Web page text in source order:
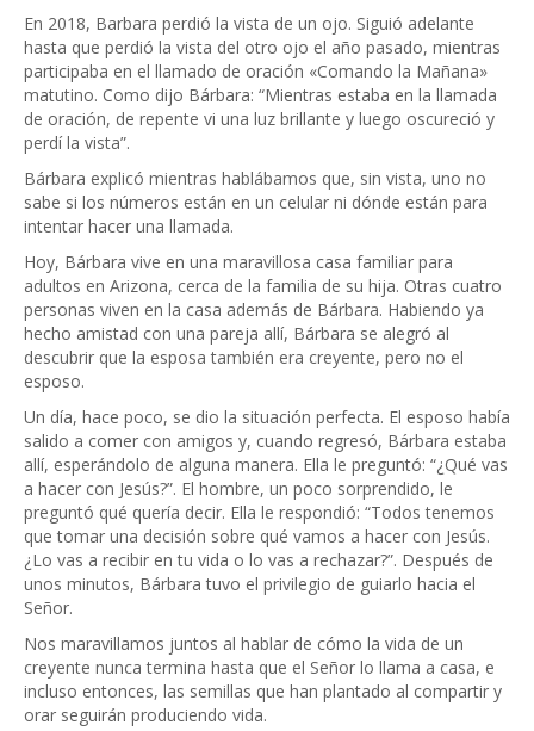
En 2018, Barbara perdió la vista de un ojo. Siguió adelante
hasta que perdió la vista del otro ojo el año pasado, mientras
participaba en el llamado de oración «Comando la Mañana»
matutino. Como dijo Bárbara: “Mientras estaba en la llamada
de oración, de repente vi una luz brillante y luego oscureció y
perdí la vista”.
Bárbara explicó mientras hablábamos que, sin vista, uno no
sabe si los números están en un celular ni dónde están para
intentar hacer una llamada.
Hoy, Bárbara vive en una maravillosa casa familiar para
adultos en Arizona, cerca de la familia de su hija. Otras cuatro
personas viven en la casa además de Bárbara. Habiendo ya
hecho amistad con una pareja allí, Bárbara se alegró al
descubrir que la esposa también era creyente, pero no el
esposo.
Un día, hace poco, se dio la situación perfecta. El esposo había
salido a comer con amigos y, cuando regresó, Bárbara estaba
allí, esperándolo de alguna manera. Ella le preguntó: “¿Qué vas
a hacer con Jesús?”. El hombre, un poco sorprendido, le
preguntó qué quería decir. Ella le respondió: “Todos tenemos
que tomar una decisión sobre qué vamos a hacer con Jesús.
¿Lo vas a recibir en tu vida o lo vas a rechazar?”. Después de
unos minutos, Bárbara tuvo el privilegio de guiarlo hacia el
Señor.
Nos maravillamos juntos al hablar de cómo la vida de un
creyente nunca termina hasta que el Señor lo llama a casa, e
incluso entonces, las semillas que han plantado al compartir y
orar seguirán produciendo vida.